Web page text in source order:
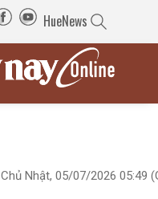
HueNews
Chủ Nhật, 05/07/2026 05:49